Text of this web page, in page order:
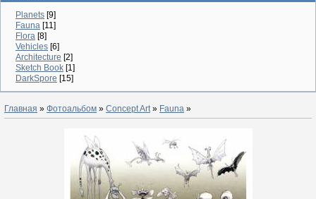
Planets [9]
Fauna [11]
Flora [8]
Vehicles [6]
Architecture [2]
Sketch Book [1]
DarkSpore [15]
Главная » Фотоальбом » Concept Art» Fauna »